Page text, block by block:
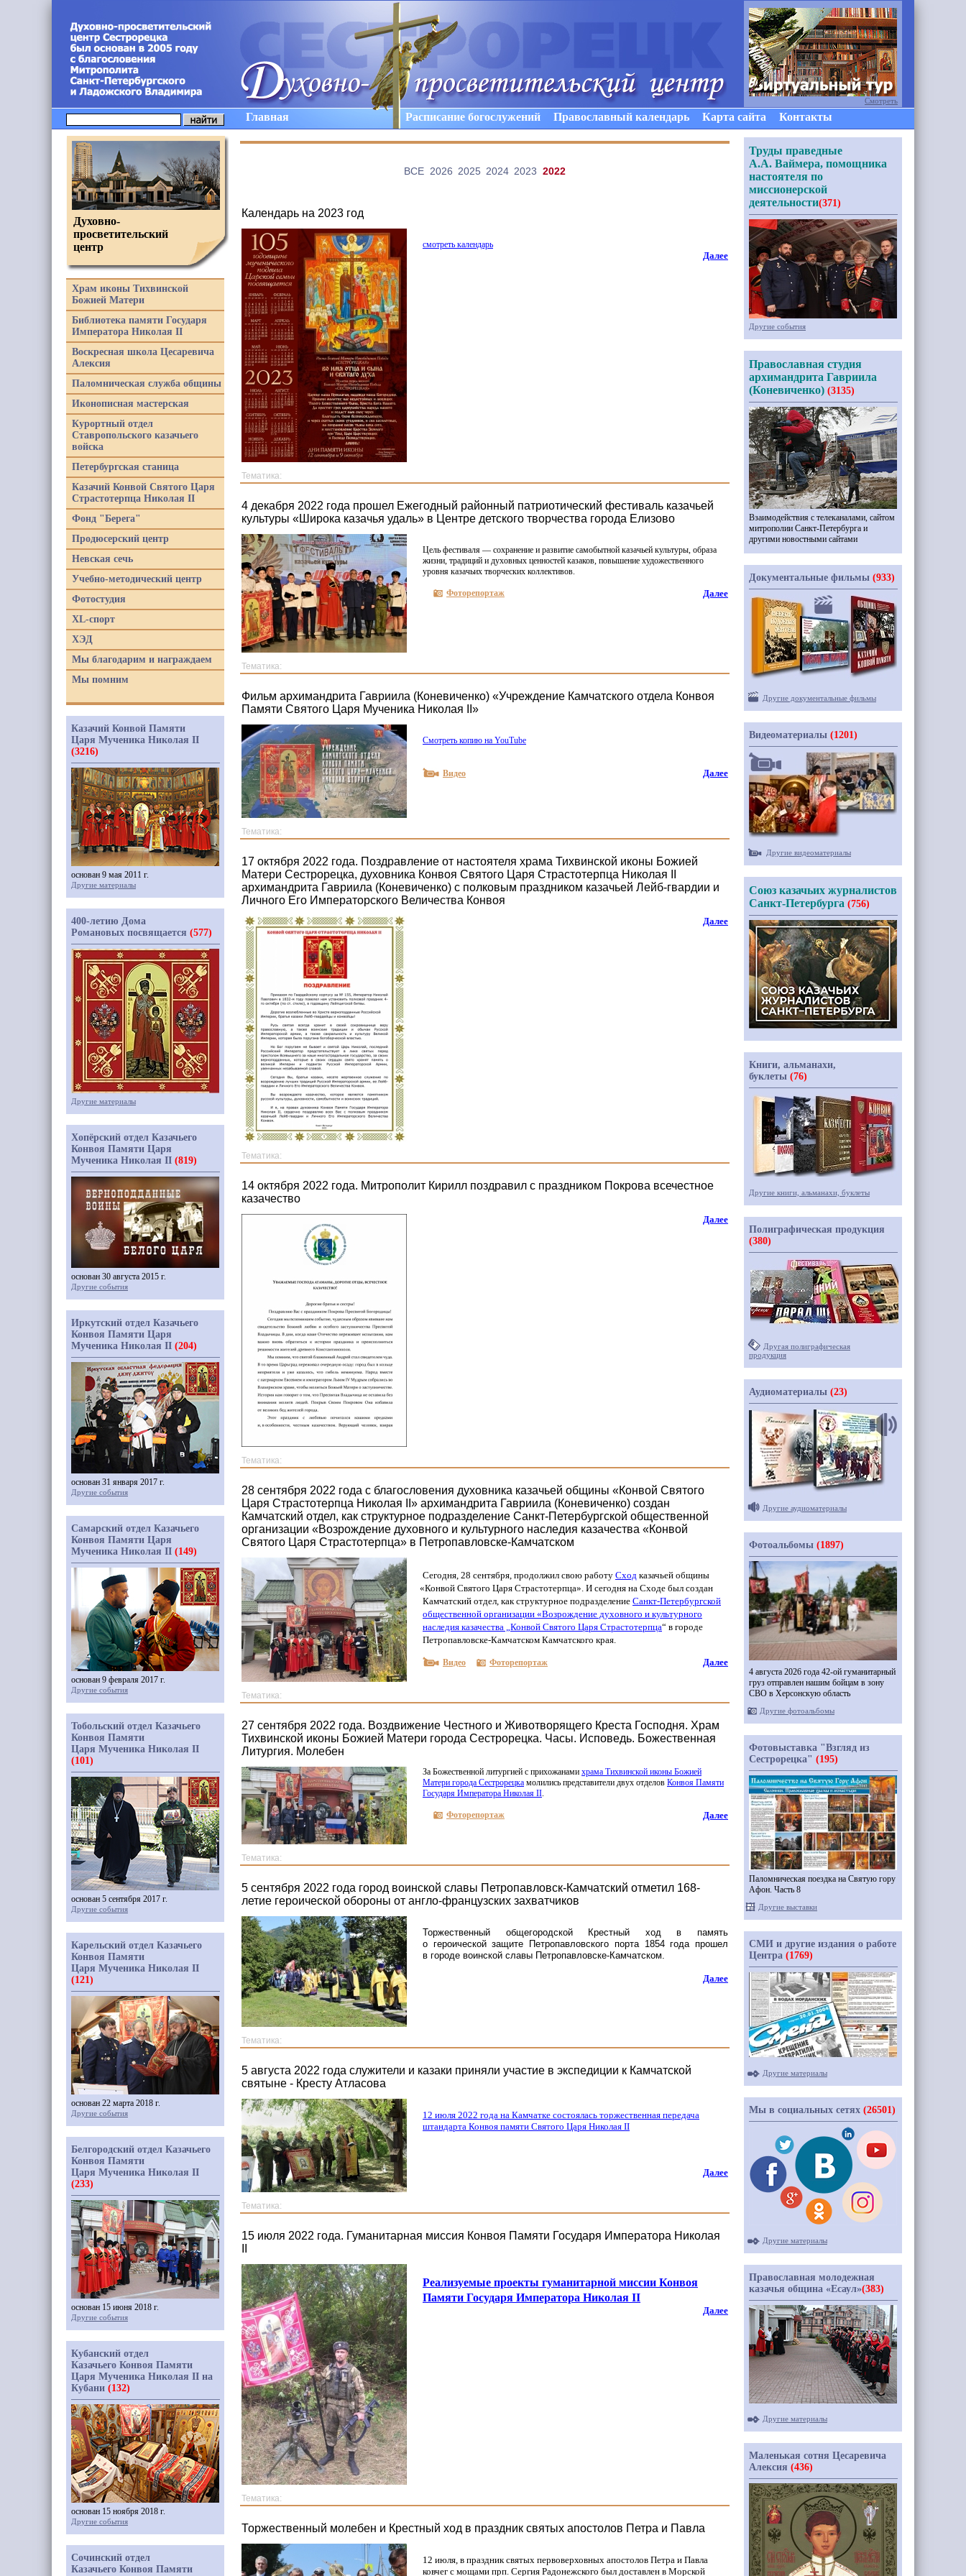
Главная Расписание богослужений Православный календарь Карта сайта Контакты
ВCE 2026 2025 2024 2023 2022
Календарь на 2023 год
смотреть календарь
Далее
Тематика:
4 декабря 2022 года прошел Ежегодный районный патриотический фестиваль казачьей
культуры «Широка казачья удаль» в Центре детского творчества города Елизово
Цель фестиваля — сохранение и развитие самобытной казачьей культуры, образа
жизни, традиций и духовных ценностей казаков, повышение художественного
уровня казачьих творческих коллективов.
Далее
Фоторепортаж
Тематика:
Фильм архимандрита Гавриила (Коневиченко) «Учреждение Камчатского отдела Конвоя
Памяти Святого Царя Мученика Николая II»
Смотреть копию на YouTube
Далее
Видео
Тематика:
17 октября 2022 года. Поздравление от настоятеля храма Тихвинской иконы Божией
Матери Сестрорецка, духовника Конвоя Святого Царя Страстотерпца Николая II
архимандрита Гавриила (Коневиченко) с полковым праздником казачьей Лейб-гвардии и
Личного Его Императорского Величества Конвоя
Далее
Тематика:
14 октября 2022 года. Митрополит Кирилл поздравил с праздником Покрова всечестное
казачество
Далее
Тематика:
28 сентября 2022 года с благословения духовника казачьей общины «Конвой Святого
Царя Страстотерпца Николая II» архимандрита Гавриила (Коневиченко) создан
Камчатский отдел, как структурное подразделение Санкт-Петербургской общественной
организации «Возрождение духовного и культурного наследия казачества «Конвой
Святого Царя Страстотерпца» в Петропавловске-Камчатском
Сегодня, 28 сентября, продолжил свою работу Сход казачьей общины
«Конвой Святого Царя Страстотерпца». И сегодня на Сходе был создан
Камчатский отдел, как структурное подразделение Санкт-Петербургской
общественной организации «Возрождение духовного и культурного
наследия казачества „Конвой Святого Царя Страстотерпца“ в городе
Петропавловске-Камчатском Камчатского края.
Далее
Видео Фоторепортаж
Тематика:
27 сентября 2022 года. Воздвижение Честного и Животворящего Креста Господня. Храм
Тихвинской иконы Божией Матери города Сестрорецка. Часы. Исповедь. Божественная
Литургия. Молебен
За Божественной литургией с прихожанами храма Тихвинской иконы Божией
Матери города Сестрорецка молились представители двух отделов Конвоя Памяти
Государя Императора Николая II.
Далее
Фоторепортаж
Тематика:
5 сентября 2022 года город воинской славы Петропавловск-Камчатский отметил 168-
летие героической обороны от англо-французских захватчиков
Торжественный общегородской Крестный ход в память
о героической защите Петропавловского порта 1854 года прошел
в городе воинской славы Петропавловске-Камчатском.
Далее
Тематика:
5 августа 2022 года служители и казаки приняли участие в экспедиции к Камчатской
святыне - Кресту Атласова
12 июля 2022 года на Камчатке состоялась торжественная передача
штандарта Конвоя памяти Святого Царя Николая II
Далее
Тематика:
15 июля 2022 года. Гуманитарная миссия Конвоя Памяти Государя Императора Николая
Реализуемые проекты гуманитарной миссии Конвоя
Памяти Государя Императора Николая II
Далее
Тематика:
Торжественный молебен и Крестный ход в праздник святых апостолов Петра и Павла
12 июля, в праздник святых первоверховных апостолов Петра и Павла
ковчег с мощами прп. Сергия Радонежского был доставлен в Морской
Духовно-
просветительский
центр
Храм иконы Тихвинской
Божией Матери
Библиотека памяти Государя
Императора Николая II
Воскресная школа Цесаревича
Алексия
Паломническая служба общины
Иконописная мастерская
Курортный отдел
Ставропольского казачьего
войска
Петербургская станица
Казачий Конвой Святого Царя
Страстотерпца Николая II
Фонд "Берега"
Продюсерский центр
Невская сечь
Учебно-методический центр
Фотостудия
XL-спорт
ХЭД
Мы благодарим и награждаем
Мы помним
Казачий Конвой Памяти
Царя Мученика Николая II
(3216)
основан 9 мая 2011 г.
Другие материалы
400-летию Дома
Романовых посвящается (577)
Другие материалы
Хопёрский отдел Казачьего
Конвоя Памяти Царя
Мученика Николая II (819)
основан 30 августа 2015 г.
Другие события
Иркутский отдел Казачьего
Конвоя Памяти Царя
Мученика Николая II (204)
основан 31 января 2017 г.
Другие события
Самарский отдел Казачьего
Конвоя Памяти Царя
Мученика Николая II (149)
основан 9 февраля 2017 г.
Другие события
Тобольский отдел Казачьего
Конвоя Памяти
Царя Мученика Николая II
(101)
основан 5 сентября 2017 г.
Другие события
Карельский отдел Казачьего
Конвоя Памяти
Царя Мученика Николая II
(121)
основан 22 марта 2018 г.
Другие события
Белгородский отдел Казачьего
Конвоя Памяти
Царя Мученика Николая II
(233)
основан 15 июня 2018 г.
Другие события
Кубанский отдел
Казачьего Конвоя Памяти
Царя Мученика Николая II на
Кубани (132)
основан 15 ноября 2018 г.
Другие события
Сочинский отдел
Казачьего Конвоя Памяти
Смотреть
Труды праведные
А.А. Ваймера, помощника
настоятеля по
миссионерской
деятельности(371)
Другие события
Православная студия
архимандрита Гавриила
(Коневиченко) (3135)
Взаимодействия с телеканалами, сайтом
митрополии Санкт-Петербурга и
другими новостными сайтами
Документальные фильмы (933)
Другие документальные фильмы
Видеоматериалы (1201)
Другие видеоматериалы
Союз казачьих журналистов
Санкт-Петербурга (756)
Книги, альманахи,
буклеты (76)
Другие книги, альманахи, буклеты
Полиграфическая продукция
(380)
Другая полиграфическая
продукция
Аудиоматериалы (23)
Другие аудиоматериалы
Фотоальбомы (1897)
4 августа 2026 года 42-ой гуманитарный
груз отправлен нашим бойцам в зону
СВО в Херсонскую область
Другие фотоальбомы
Фотовыставка "Взгляд из
Сестрорецка" (195)
Паломническая поездка на Святую гору
Афон. Часть 8
Другие выставки
СМИ и другие издания о работе
Центра (1769)
Другие материалы
Мы в социальных сетях (26501)
Другие материалы
Православная молодежная
казачья община «Есаул»(383)
Другие материалы
Маленькая сотня Цесаревича
Алексия (436)